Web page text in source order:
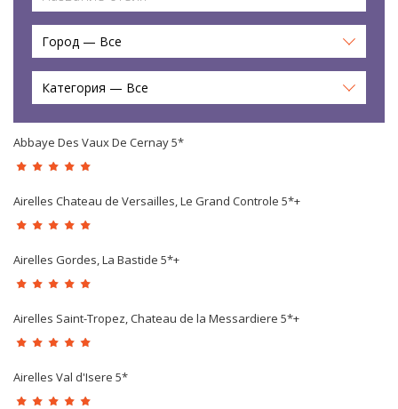
Город — Все
Категория — Все
Abbaye Des Vaux De Cernay 5*
Airelles Chateau de Versailles, Le Grand Controle 5*+
Airelles Gordes, La Bastide 5*+
Airelles Saint-Tropez, Chateau de la Messardiere 5*+
Airelles Val d'Isere 5*